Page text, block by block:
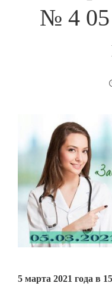
№ 4 05
5 марта 2021 года в